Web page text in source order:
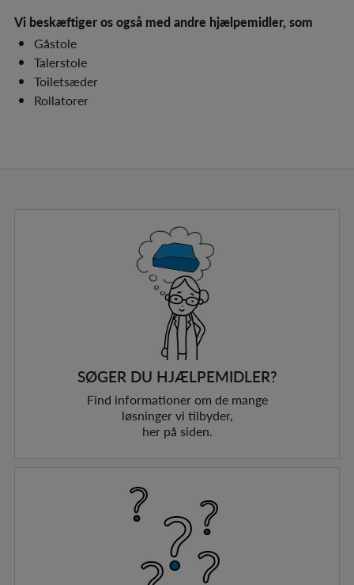
Vi beskæftiger os også med andre hjælpemidler, som
Gåstole
Talerstole
Toiletsæder
Rollatorer
SØGER DU HJÆLPEMIDLER?
Find informationer om de mange
løsninger vi tilbyder,
her på siden.